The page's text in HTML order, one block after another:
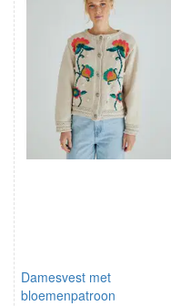
Damesvest met
bloemenpatroon